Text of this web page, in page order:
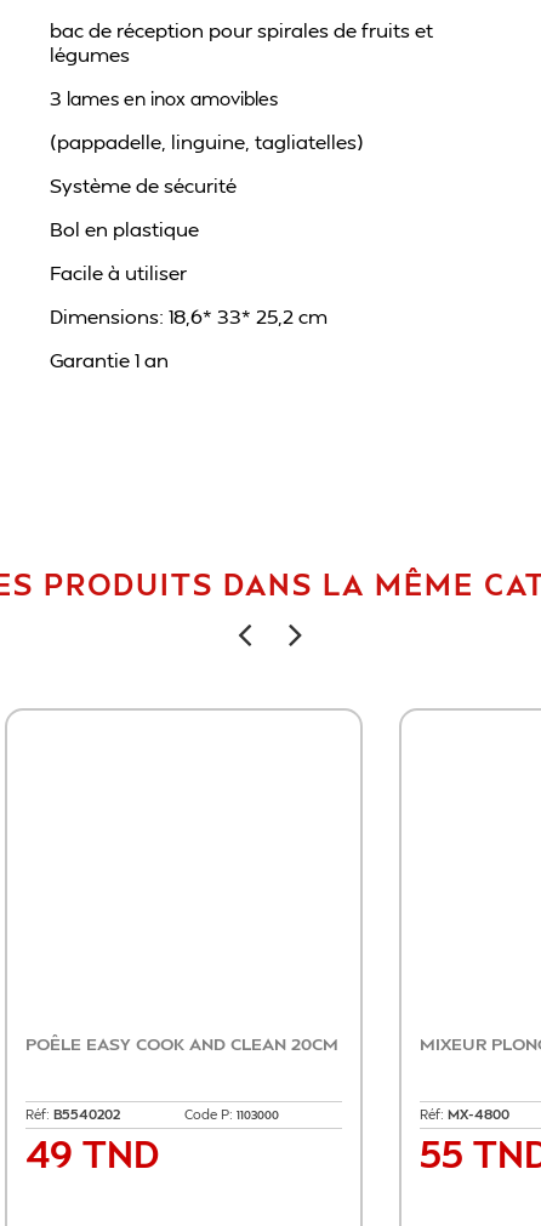
bac de réception pour spirales de fruits et
légumes
3 lames en inox amovibles
(pappadelle, linguine, tagliatelles)
Système de sécurité
Bol en plastique
Facile à utiliser
Dimensions: 18,6* 33* 25,2 cm
Garantie 1 an
PRODUITS DANS LA MÊME
PRINCESS VERRE&
Code P:
PRESSE-AGRUMES
Code P:
65 TND